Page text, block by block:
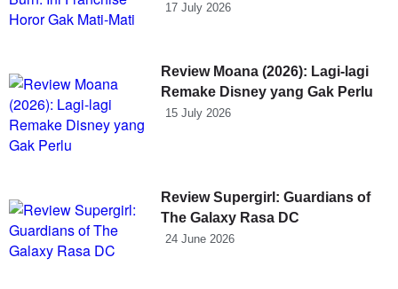
17 July 2026
Review Moana (2026): Lagi-lagi
Remake Disney yang Gak Perlu
15 July 2026
Review Supergirl: Guardians of
The Galaxy Rasa DC
24 June 2026